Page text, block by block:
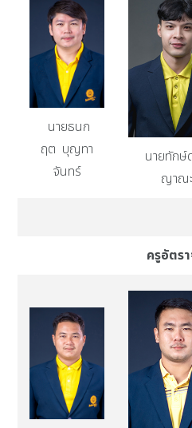
นายธนก
ฤต บุญทา
จันทร์
นายทักษ์
ญาณ
ครูอัตร